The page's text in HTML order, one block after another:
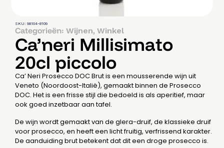
SKU: 98104-8109
Categorieën:Wijnen,Winkel
Ca’neri Millisimato
20cl piccolo
Ca’ Neri Prosecco DOC Brut is een mousserende wijn uit
Veneto (Noordoost-Italië), gemaakt binnen de Prosecco
DOC. Het is een frisse stijl die bedoeld is als aperitief, maar
ook goed inzetbaar aan tafel.
De wijn wordt gemaakt van de glera-druif, de klassieke druif
voor prosecco, en heeft een licht fruitig, verfrissend karakter.
De aanduiding brut betekent dat dit een droge prosecco is.